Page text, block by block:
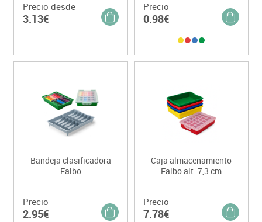
Precio desde
3.13€
Precio
0.98€
Bandeja clasificadora
Faibo
Precio
2.95€
Caja almacenamiento
Faibo alt. 7,3 cm
Precio
7.78€